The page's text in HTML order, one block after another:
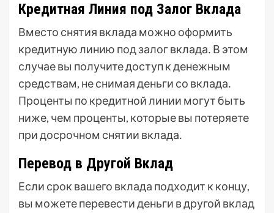
Кредитная Линия под Залог Вклада
Вместо снятия вклада можно оформить
кредитную линию под залог вклада․ В этом
случае вы получите доступ к денежным
средствам, не снимая деньги со вклада․
Проценты по кредитной линии могут быть
ниже, чем проценты, которые вы потеряете
при досрочном снятии вклада․
Перевод в Другой Вклад
Если срок вашего вклада подходит к концу,
вы можете перевести деньги в другой вклад